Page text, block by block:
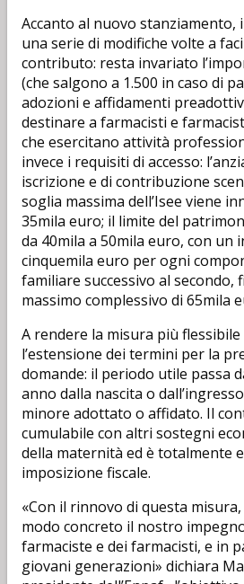
Accanto al nuovo stanziamento,
una serie di modifiche volte a
contributo: resta invariato
(che salgono a 1.500 in caso di
adozioni e affidamenti
destinare a farmacisti e
che esercitano attività
invece i requisiti di accesso:
iscrizione e di contribuzione
soglia massima dell’Isee viene
35mila euro; il limite del
da 40mila a 50mila euro, con un
cinquemila euro per ogni
familiare successivo al secondo,
massimo complessivo di 65mila
A rendere la misura più flessibile
l’estensione dei termini per la
domande: il periodo utile passa
anno dalla nascita o
minore adottato o affidato. Il
cumulabile con altri sostegni
della maternità ed è totalmente
imposizione fiscale.
«Con il rinnovo di questa
modo concreto il nostro
farmaciste e dei farmacisti, e in
giovani generazioni» dichiara